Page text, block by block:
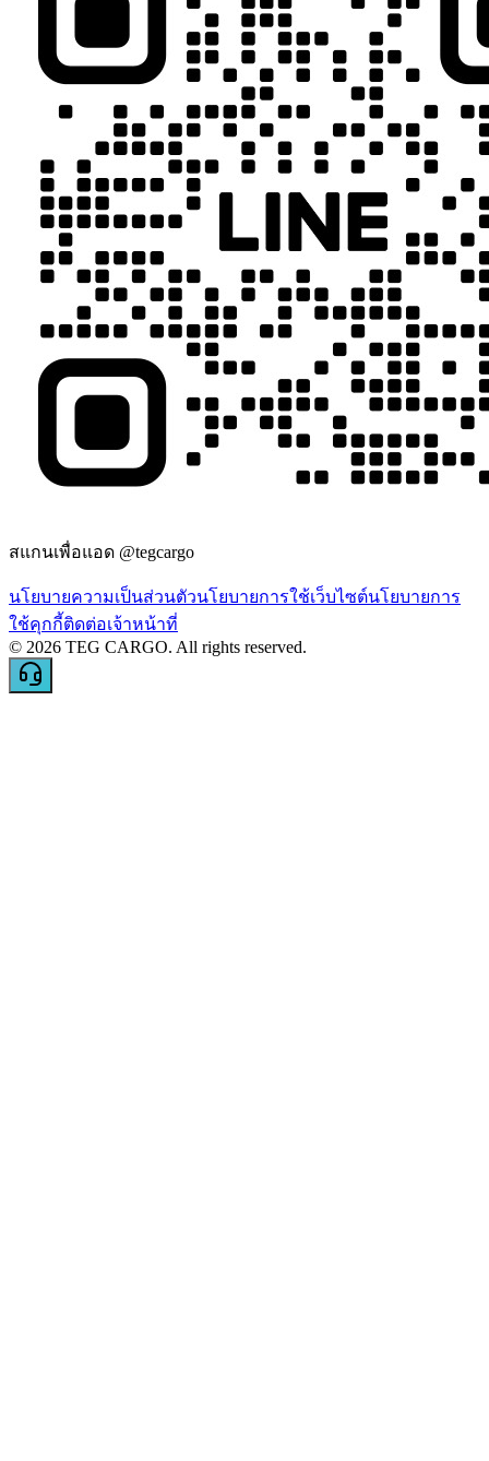
สแกนเพื่อแอด @tegcargo
นโยบายความเป็นส่วนตัวนโยบายการใช้เว็บไซต์นโยบายการ
ใช้คุกกี้ติดต่อเจ้าหน้าที่
© 2026 TEG CARGO. All rights reserved.